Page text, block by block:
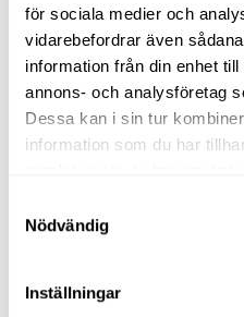
för sociala medier och
vidarebefordrar även
information från din enhet
annons- och analysföretag
Dessa kan i sin tur
information som du har
Nödvändig
Inställningar
har
processer
deras
och av hög
Deras